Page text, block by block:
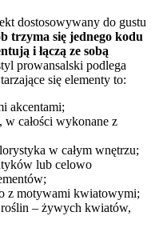
dostosowywany do gustu
trzyma się jednego kodu
i łączą ze sobą
prowansalski podlega
się elementy to:
akcentami;
całości wykonane z
w całym wnętrzu;
lub celowo
z motywami kwiatowymi;
– żywych kwiatów,